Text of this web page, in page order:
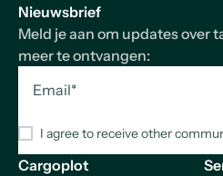
Cargoplot
Nieuwsbrief
Meld je aan om updates over
meer te ontvangen:
I agree to receive other